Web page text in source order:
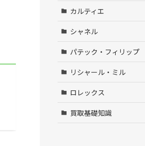
カルティエ
シャネル
パテック・フィリップ
リシャール・ミル
ロレックス
買取基礎知識